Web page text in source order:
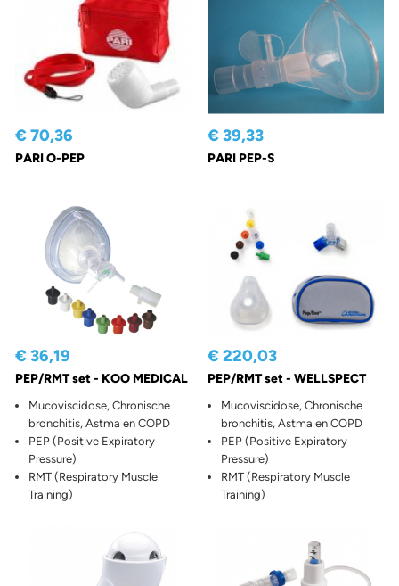
€ 70,36
PARI O-PEP
€ 39,33
PARI PEP-S
€ 36,19
PEP/RMT set - KOO MEDICAL
Mucoviscidose, Chronische
bronchitis, Astma en COPD
PEP (Positive Expiratory
Pressure)
RMT (Respiratory Muscle
Training)
€ 220,03
PEP/RMT set - WELLSPECT
Mucoviscidose, Chronische
bronchitis, Astma en COPD
PEP (Positive Expiratory
Pressure)
RMT (Respiratory Muscle
Training)